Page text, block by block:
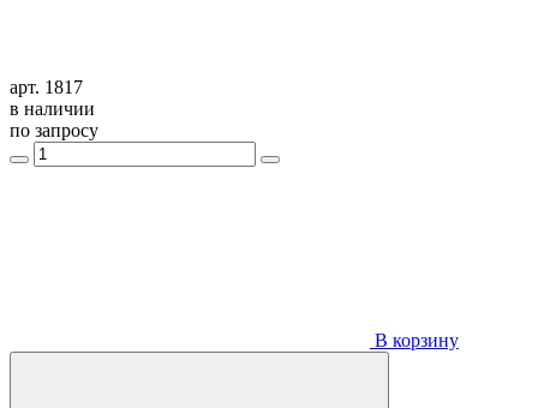
арт. 1817
в наличии
по запросу
В корзину